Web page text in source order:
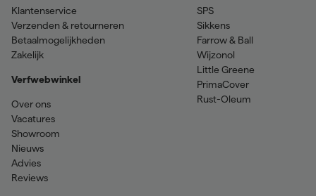
Klantenservice
Verzenden & retourneren
Betaalmogelijkheden
Zakelijk
Verfwebwinkel
Over ons
Vacatures
Showroom
Nieuws
Advies
Reviews
SPS
Sikkens
Farrow & Ball
Wijzonol
Little Greene
PrimaCover
Rust-Oleum